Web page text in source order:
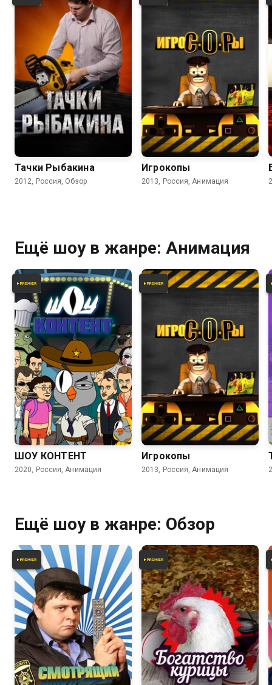
5.5
Тачки Рыбакина
2012, Россия, Обзор
Игрокопы
2013, Россия, Анимация
Ещё шоу в жанре: Анимация
ШОУ КОНТЕНТ
2020, Россия, Анимация
Игрокопы
2013, Россия, Анимация
Ещё шоу в жанре: Обзор